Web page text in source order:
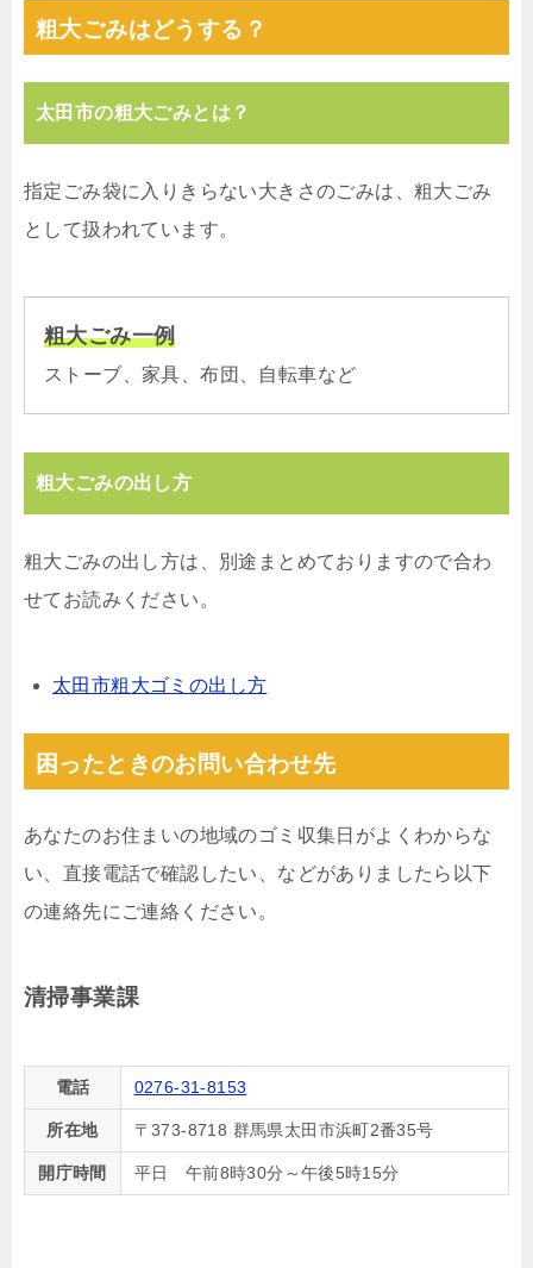
粗大ごみはどうする？
太田市の粗大ごみとは？
指定ごみ袋に入りきらない大きさのごみは、粗大ごみ
として扱われています。
粗大ごみ一例
ストーブ、家具、布団、自転車など
粗大ごみの出し方
粗大ごみの出し方は、別途まとめておりますので合わ
せてお読みください。
太田市粗大ゴミの出し方
困ったときのお問い合わせ先
あなたのお住まいの地域のゴミ収集日がよくわからな
い、直接電話で確認したい、などがありましたら以下
の連絡先にご連絡ください。
清掃事業課
電話 0276-31-8153
所在地 〒373-8718 群馬県太田市浜町2番35号
開庁時間 平日 午前8時30分～午後5時15分